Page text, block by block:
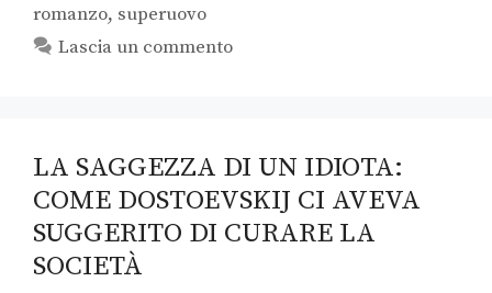
romanzo, superuovo
Lascia un commento
LA SAGGEZZA DI UN IDIOTA:
COME DOSTOEVSKIJ CI AVEVA
SUGGERITO DI CURARE LA
SOCIETÀ